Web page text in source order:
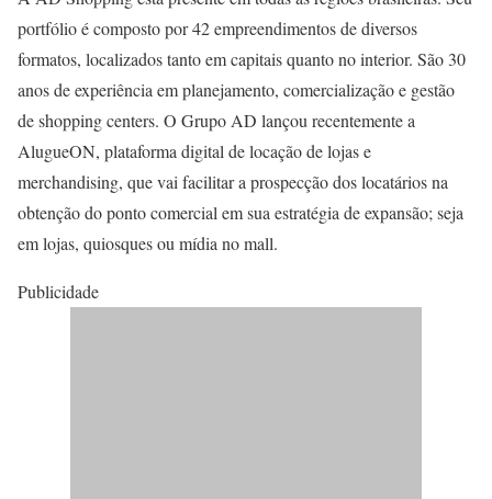
portfólio é composto por 42 empreendimentos de diversos
formatos, localizados tanto em capitais quanto no interior. São 30
anos de experiência em planejamento, comercialização e gestão
de shopping centers. O Grupo AD lançou recentemente a
AlugueON, plataforma digital de locação de lojas e
merchandising, que vai facilitar a prospecção dos locatários na
obtenção do ponto comercial em sua estratégia de expansão; seja
em lojas, quiosques ou mídia no mall.
Publicidade